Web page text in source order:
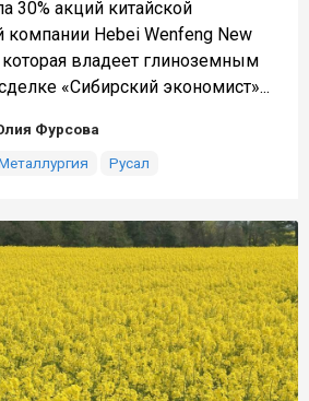
30% акций китайской
компании Hebei Wenfeng New
которая владеет глиноземным
«Сибирский экономист»...
Фурсова
Русал